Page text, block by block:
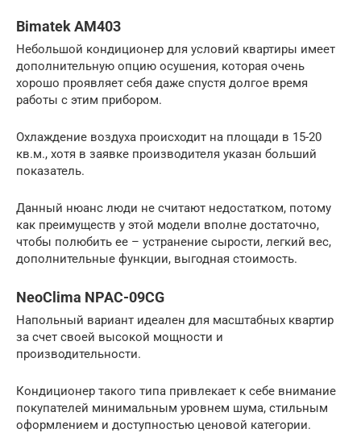
Bimatek AM403
Небольшой кондиционер для условий квартиры имеет
дополнительную опцию осушения, которая очень
хорошо проявляет себя даже спустя долгое время
работы с этим прибором.
Охлаждение воздуха происходит на площади в 15-20
кв.м., хотя в заявке производителя указан больший
показатель.
Данный нюанс люди не считают недостатком, потому
как преимуществ у этой модели вполне достаточно,
чтобы полюбить ее – устранение сырости, легкий вес,
дополнительные функции, выгодная стоимость.
NeoClima NPAC-09CG
Напольный вариант идеален для масштабных квартир
за счет своей высокой мощности и
производительности.
Кондиционер такого типа привлекает к себе внимание
покупателей минимальным уровнем шума, стильным
оформлением и доступностью ценовой категории.